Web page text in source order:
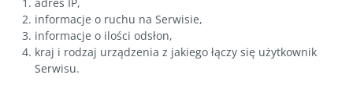
informacje o ruchu na Serwisie,
informacje o ilości odsłon,
kraj i rodzaj urządzenia z jakiego łączy się użytkownik
Serwisu.